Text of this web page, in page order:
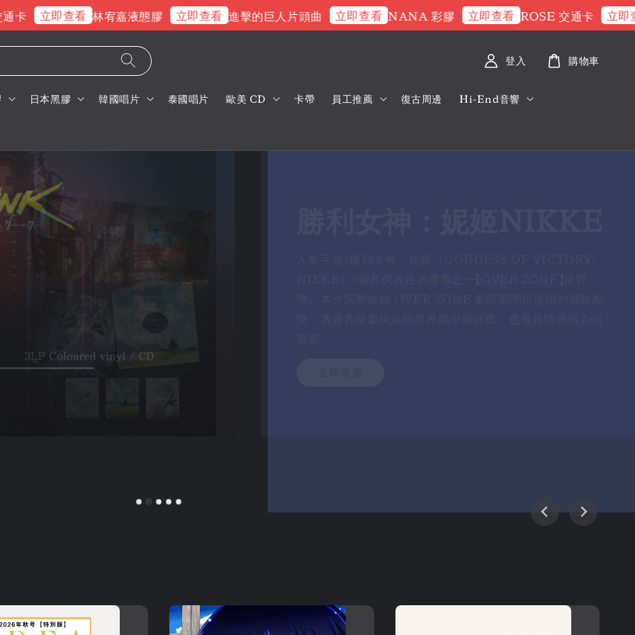
即查看 林宥嘉液態膠 立即查看 進擊的巨人片頭曲 立即查看 NANA 彩膠 立即查看 ROSE 交通卡 立即查看 林
日本黑膠 韓國唱片 泰國唱片 歐美 CD 卡帶 員工推薦 復古周邊 Hi-End音響
登入 購物車